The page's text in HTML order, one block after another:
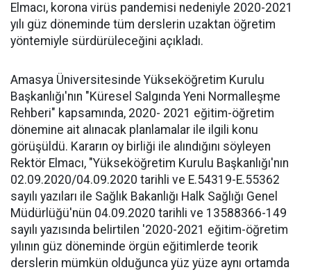
Elmacı, korona virüs pandemisi nedeniyle 2020-2021
yılı güz döneminde tüm derslerin uzaktan öğretim
yöntemiyle sürdürüleceğini açıkladı.
Amasya Üniversitesinde Yükseköğretim Kurulu
Başkanlığı'nın "Küresel Salgında Yeni Normalleşme
Rehberi" kapsamında, 2020- 2021 eğitim-öğretim
dönemine ait alınacak planlamalar ile ilgili konu
görüşüldü. Kararın oy birliği ile alındığını söyleyen
Rektör Elmacı, "Yükseköğretim Kurulu Başkanlığı'nın
02.09.2020/04.09.2020 tarihli ve E.54319-E.55362
sayılı yazıları ile Sağlık Bakanlığı Halk Sağlığı Genel
Müdürlüğü'nün 04.09.2020 tarihli ve 13588366-149
sayılı yazısında belirtilen '2020-2021 eğitim-öğretim
yılının güz döneminde örgün eğitimlerde teorik
derslerin mümkün olduğunca yüz yüze aynı ortamda